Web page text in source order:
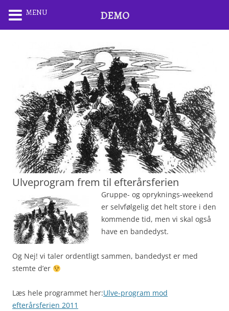
Ulveprogram frem til efterårsferien
Gruppe- og opryknings-weekend
er selvfølgelig det helt store i den
kommende tid, men vi skal også
have en bandedyst.
Og Nej! vi taler ordentligt sammen, bandedyst er med
stemte d’er
Læs hele programmet her:Ulve-program mod
efterårsferien 2011
MENU DEMO